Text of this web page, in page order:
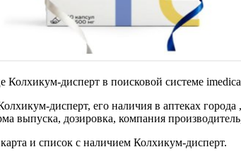
Колхикум-дисперт в поисковой системе
дисперт, его наличия в аптеках
выпуска, дозировка, компания
и список с наличием Колхикум-дисперт.